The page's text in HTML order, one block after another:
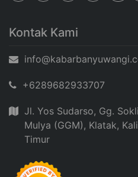
Kontak Kami
+6289682933707
Jl. Yos Sudarso, Gg.
Mulya (GGM), Klatak,
Timur